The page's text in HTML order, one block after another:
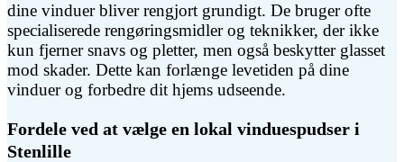
dine vinduer bliver rengjort grundigt. De bruger ofte
specialiserede rengøringsmidler og teknikker, der ikke
kun fjerner snavs og pletter, men også beskytter glasset
mod skader. Dette kan forlænge levetiden på dine
vinduer og forbedre dit hjems udseende.
Fordele ved at vælge en lokal vinduespudser i
Stenlille